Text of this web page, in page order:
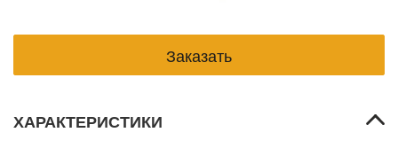
ХАРАКТЕРИСТИКИ